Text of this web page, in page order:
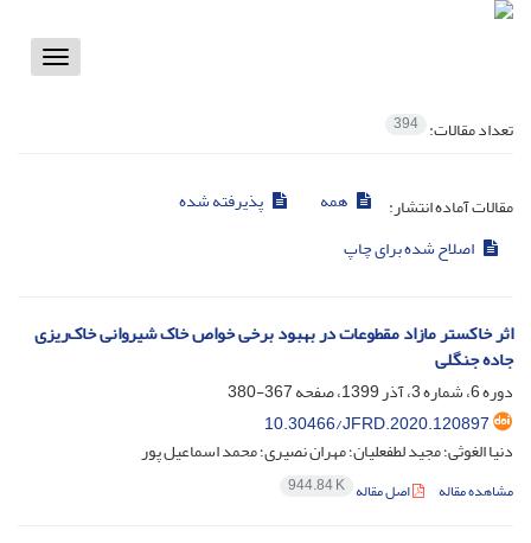
Toggle
تعداد مقالات: 394
مقالات آماده انتشار: همه
پذیرفته شده
اصلاح شده برای چاپ
اثر خاکستر مازاد‌ مقطوعات در بهبود برخی خواص خاک شیروانی خاک‌ریزی
جاده جنگلی
دوره 6، شماره 3، آذر 1399، صفحه
367-380
10.30466/JFRD.2020.120897
دنیا الغوثی؛ مجید لطفعلیان؛ مهران نصیری؛ محمد اسماعیل پور
مشاهده مقاله اصل مقاله 944.84 K